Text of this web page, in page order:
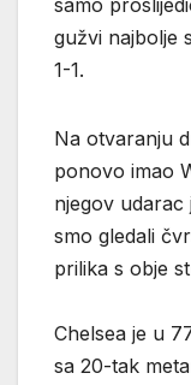
samo
gužvi najbolje
1-1.
Na otvaranju
ponovo imao
njegov
smo gledali
prilika s obje
Chelsea je u
sa 20-tak